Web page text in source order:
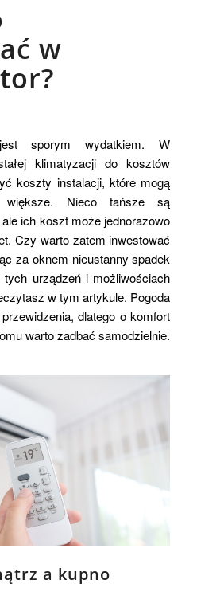
w
sporym wydatkiem. W
klimatyzacji do kosztów
koszty instalacji, które mogą
Nieco tańsze są
ich koszt może jednorazowo
Czy warto zatem inwestować
za oknem nieustanny spadek
urządzeń i możliwościach
w tym artykule. Pogoda
dlatego o komfort
warto zadbać samodzielnie.
a kupno